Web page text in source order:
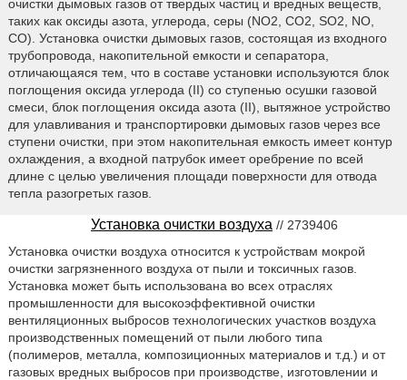
очистки дымовых газов от твердых частиц и вредных веществ,
таких как оксиды азота, углерода, серы (NO2, СО2, SO2, NO,
СО). Установка очистки дымовых газов, состоящая из входного
трубопровода, накопительной емкости и сепаратора,
отличающаяся тем, что в составе установки используются блок
поглощения оксида углерода (II) со ступенью осушки газовой
смеси, блок поглощения оксида азота (II), вытяжное устройство
для улавливания и транспортировки дымовых газов через все
ступени очистки, при этом накопительная емкость имеет контур
охлаждения, а входной патрубок имеет оребрение по всей
длине с целью увеличения площади поверхности для отвода
тепла разогретых газов.
Установка очистки воздуха // 2739406
Установка очистки воздуха относится к устройствам мокрой
очистки загрязненного воздуха от пыли и токсичных газов.
Установка может быть использована во всех отраслях
промышленности для высокоэффективной очистки
вентиляционных выбросов технологических участков воздуха
производственных помещений от пыли любого типа
(полимеров, металла, композиционных материалов и т.д.) и от
газовых вредных выбросов при производстве, изготовлении и